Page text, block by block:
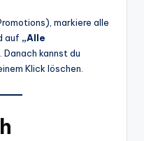
markiere alle
auf „Alle
. Danach kannst du
Klick löschen.